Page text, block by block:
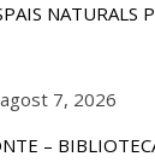
NATURALS
agost 7, 2026
–